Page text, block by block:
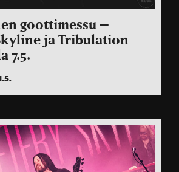
goottimessu –
ja Tribulation
7.5.